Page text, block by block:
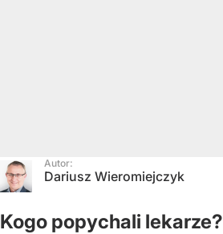
Autor:
Dariusz Wieromiejczyk
Kogo popychali lekarze?